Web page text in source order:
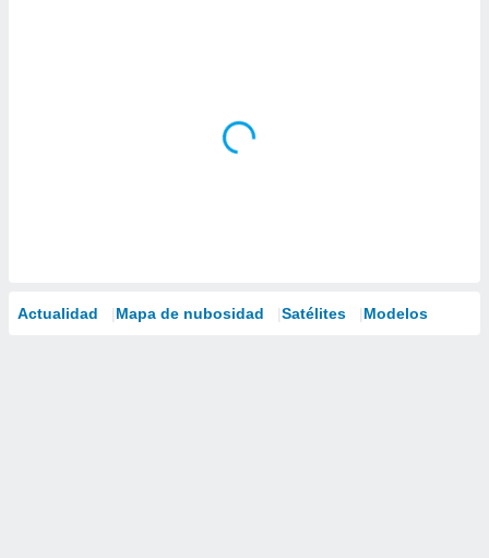
Actualidad Mapa de nubosidad Satélites Modelos